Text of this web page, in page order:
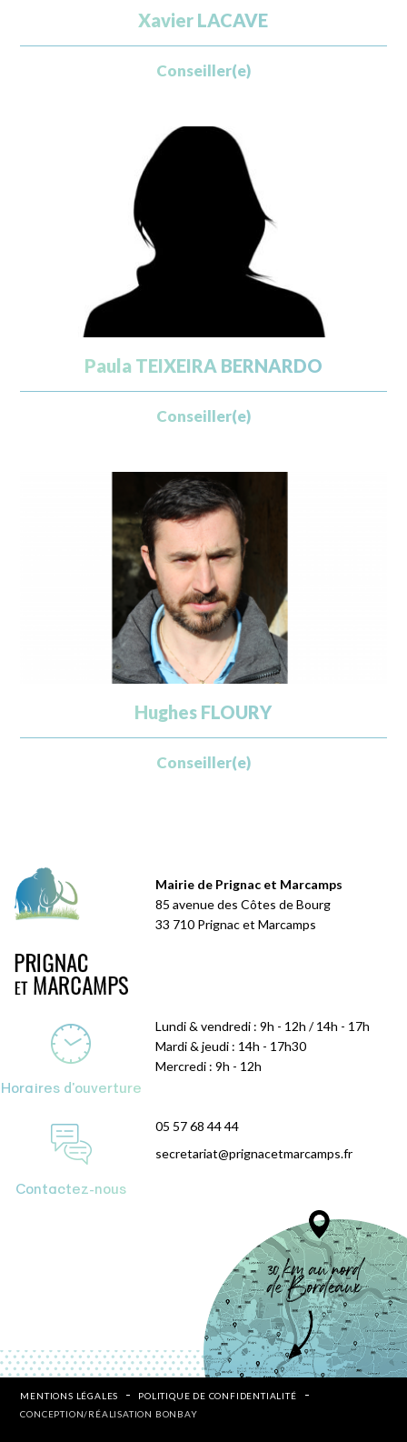
Xavier LACAVE
Conseiller(e)
Paula TEIXEIRA BERNARDO
Conseiller(e)
Hughes FLOURY
Conseiller(e)
Mairie de Prignac et Marcamps
85 avenue des Côtes de Bourg
33 710 Prignac et Marcamps
Horaires d'ouverture
Lundi & vendredi : 9h - 12h / 14h - 17h
Mardi & jeudi : 14h - 17h30
Mercredi : 9h - 12h
Contactez-nous
05 57 68 44 44
secretariat@prignacetmarcamps.fr
MENTIONS LÉGALES
POLITIQUE DE CONFIDENTIALITÉ
CONCEPTION/RÉALISATION BONBAY